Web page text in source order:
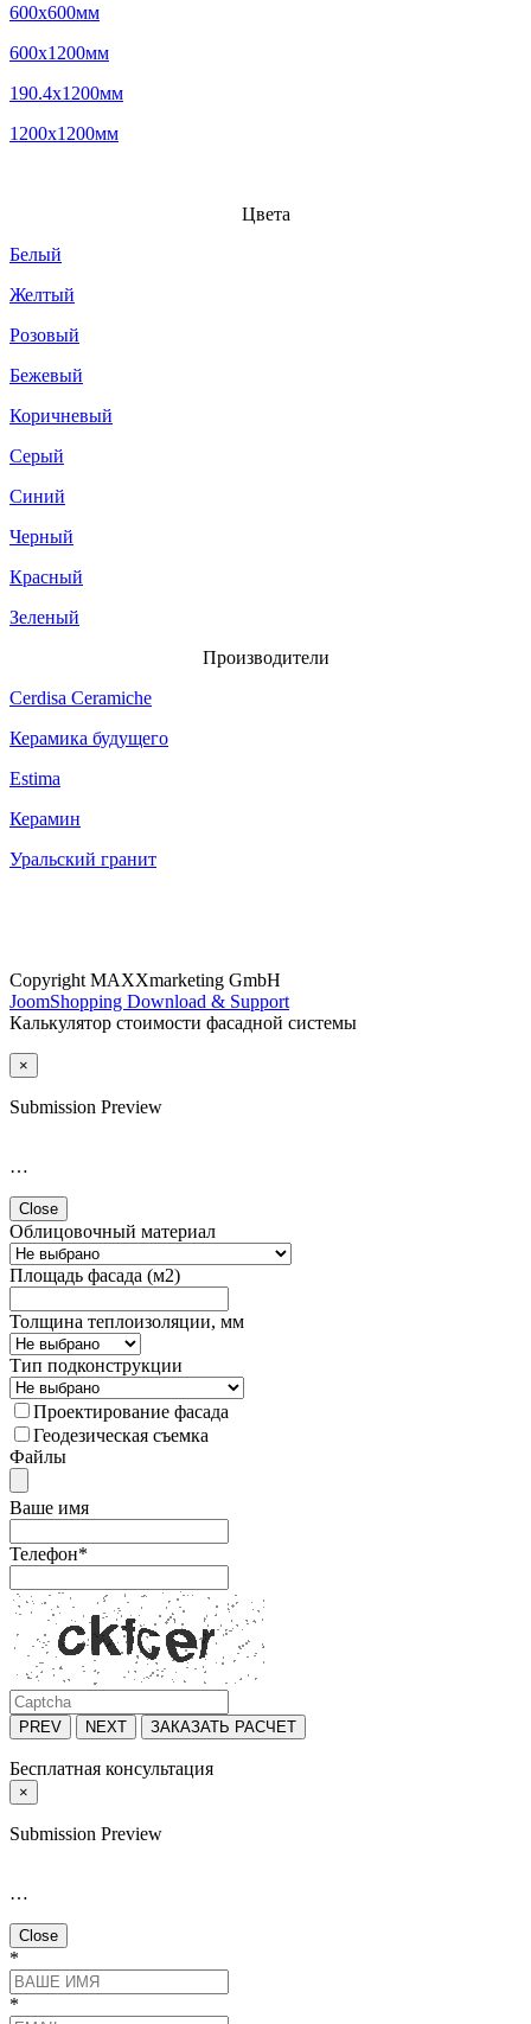
600x600мм
600x1200мм
190.4x1200мм
1200x1200мм
Цвета
Белый
Желтый
Розовый
Бежевый
Коричневый
Серый
Синий
Черный
Красный
Зеленый
Производители
Cerdisa Ceramiche
Керамика будущего
Estima
Керамин
Уральский гранит
Copyright MAXXmarketing GmbH
JoomShopping Download & Support
Калькулятор стоимости фасадной системы
×
Submission Preview
…
Close
Облицовочный материал
Площадь фасада (м2)
Толщина теплоизоляции, мм
Тип подконструкции
Проектирование фасада
Геодезическая съемка
Файлы
Ваше имя
Телефон*
PREV NEXT ЗАКАЗАТЬ РАСЧЕТ
Бесплатная консультация
×
Submission Preview
…
Close
*
*